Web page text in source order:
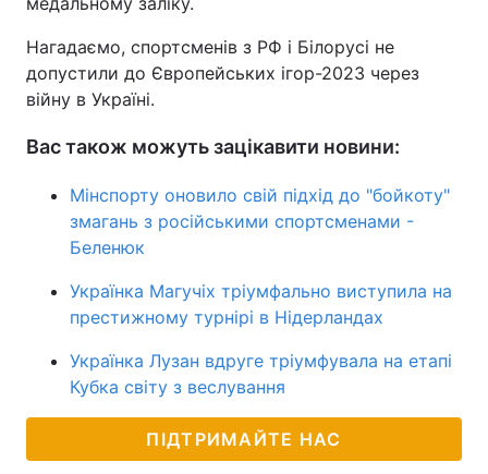
Нагадаємо, спортсменів з РФ і Білорусі не
допустили до Європейських ігор-2023 через
війну в Україні.
Вас також можуть зацікавити новини:
Мінспорту оновило свій підхід до "бойкоту"
змагань з російськими спортсменами -
Беленюк
Українка Магучіх тріумфально виступила на
престижному турнірі в Нідерландах
Українка Лузан вдруге тріумфувала на етапі
Кубка світу з веслування
ПІДТРИМАЙТЕ НАС